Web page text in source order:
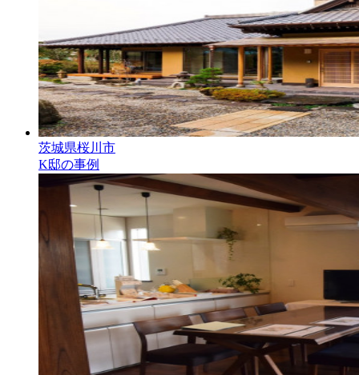
茨城県桜川市
K邸の事例